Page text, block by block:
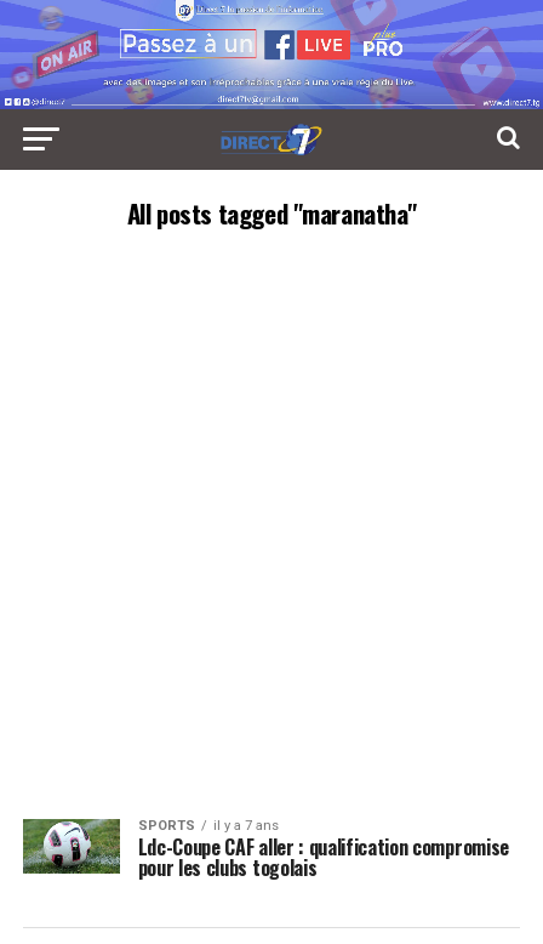
All posts tagged "maranatha"
SPORTS il y a 7 ans
Ldc-Coupe CAF aller : qualification compromise
pour les clubs togolais